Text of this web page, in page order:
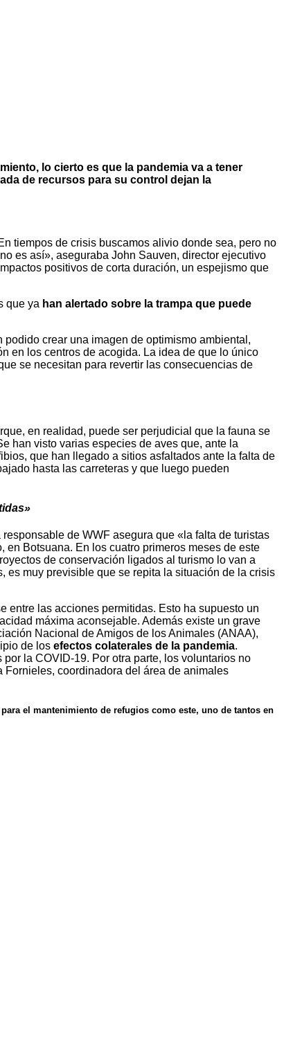
lo cierto es que la pandemia va a tener
de recursos para su control dejan la
tiempos de crisis buscamos alivio donde sea, pero no
es así», aseguraba John Sauven, director ejecutivo
positivos de corta duración, un espejismo que
que ya han alertado sobre la trampa que puede
crear una imagen de optimismo ambiental,
en los centros de acogida. La idea de que lo único
se necesitan para revertir las consecuencias de
en realidad, puede ser perjudicial que la fauna se
han visto varias especies de aves que, ante la
que han llegado a sitios asfaltados ante la falta de
hasta las carreteras y que luego pueden
de WWF asegura que «la falta de turistas
Botsuana. En los cuatro primeros meses de este
de conservación ligados al turismo lo van a
es muy previsible que se repita la situación de la crisis
entre las acciones permitidas. Esto ha supuesto un
máxima aconsejable. Además existe un grave
Nacional de Amigos de los Animales (ANAA),
de los efectos colaterales de la pandemia.
la COVID-19. Por otra parte, los voluntarios no
coordinadora del área de animales
el mantenimiento de refugios como este, uno de tantos en